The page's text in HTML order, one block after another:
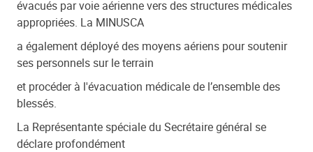
évacués par voie aérienne vers des structures médicales
appropriées. La MINUSCA
a également déployé des moyens aériens pour soutenir
ses personnels sur le terrain
et procéder à l'évacuation médicale de l’ensemble des
blessés.
La Représentante spéciale du Secrétaire général se
déclare profondément